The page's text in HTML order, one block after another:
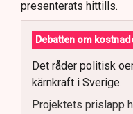
presenterats hittills.
Debatten om
Det råder politisk
kärnkraft i Sverige.
Projektets prislapp